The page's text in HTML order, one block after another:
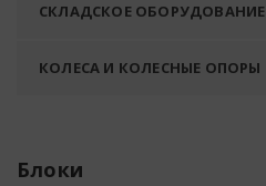
СКЛАДСКОЕ ОБОРУДОВАНИЕ
КОЛЕСА И КОЛЕСНЫЕ ОПОРЫ
Блоки